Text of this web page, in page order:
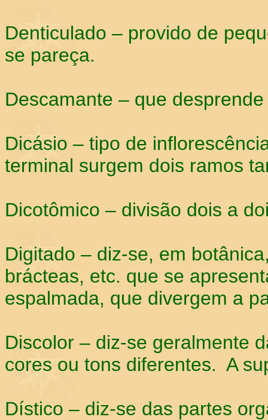
Denticulado – provido de
se pareça.
Descamante – que
Dicásio – tipo de
terminal surgem dois ramos
Dicotômico – divisão dois a
Digitado – diz-se, em
brácteas, etc. que se
espalmada, que divergem a
Discolor – diz-se geralmente
cores ou tons diferentes. A
Dístico – diz-se das partes